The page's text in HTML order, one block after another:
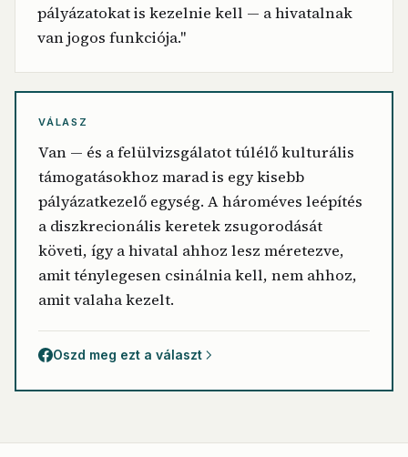
pályázatokat is kezelnie kell — a hivatalnak
van jogos funkciója."
VÁLASZ
Van — és a felülvizsgálatot túlélő kulturális
támogatásokhoz marad is egy kisebb
pályázatkezelő egység. A hároméves leépítés
a diszkrecionális keretek zsugorodását
követi, így a hivatal ahhoz lesz méretezve,
amit ténylegesen csinálnia kell, nem ahhoz,
amit valaha kezelt.
Oszd meg ezt a választ